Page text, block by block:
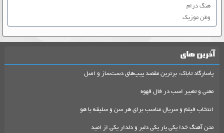
هنگ درام
وطن موزیک
آخرین های
پاسارگاد تاباک: برترین مقصد پیپ‌های دست‌ساز و اصل
معنی و تعبیر اسب در فال قهوه
انتخاب فیلم و سریال مناسب برای هر سن و سلیقه با هو
متن آهنگ خدا یکی یار یکی دلبر و دلدار یکی از امید